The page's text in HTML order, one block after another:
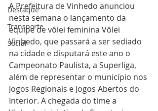
Destaque
Transporte
Social
A Prefeitura de Vinhedo anunciou
nesta semana o lançamento da
equipe de vôlei feminina Vôlei
Vinhedo, que passará a ser sediado
na cidade e disputará este ano o
Campeonato Paulista, a Superliga,
além de representar o município nos
Jogos Regionais e Jogos Abertos do
Interior. A chegada do time a